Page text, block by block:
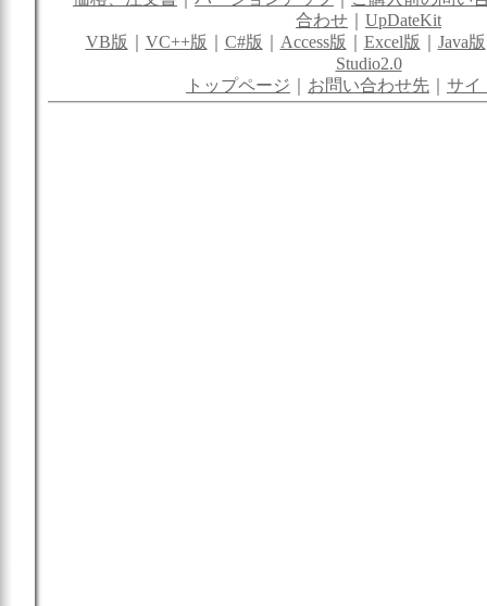
合わせ ｜ UpDateKit
VB版 ｜ VC++版 ｜ C#版 ｜ Access版 ｜ Excel版 ｜ Java版
Studio2.0
トップページ ｜ お問い合わせ先 ｜ サイ